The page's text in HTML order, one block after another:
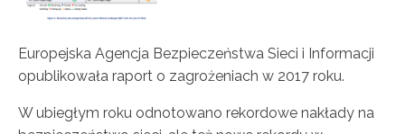
Europejska Agencja Bezpieczeństwa Sieci i Informacji
opublikowała raport o zagrożeniach w 2017 roku.
W ubiegłym roku odnotowano rekordowe nakłady na